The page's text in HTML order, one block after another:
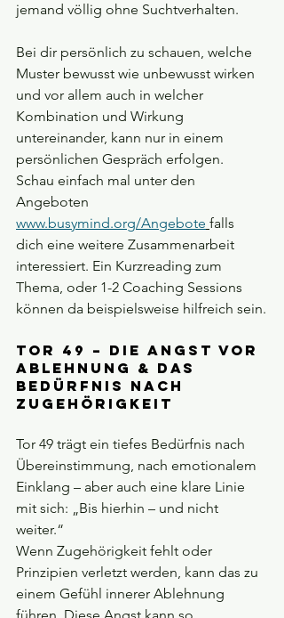
jemand völlig ohne Suchtverhalten.
Bei dir persönlich zu schauen, welche
Muster bewusst wie unbewusst wirken
und vor allem auch in welcher
Kombination und Wirkung
untereinander, kann nur in einem
persönlichen Gespräch erfolgen.
Schau einfach mal unter den
Angeboten
www.busymind.org/Angebote falls
dich eine weitere Zusammenarbeit
interessiert. Ein Kurzreading zum
Thema, oder 1-2 Coaching Sessions
können da beispielsweise hilfreich sein.
Tor 49 – Die Angst vor
Ablehnung & das
Bedürfnis nach
Zugehörigkeit
Tor 49 trägt ein tiefes Bedürfnis nach
Übereinstimmung, nach emotionalem
Einklang – aber auch eine klare Linie
mit sich: „Bis hierhin – und nicht
weiter.“
Wenn Zugehörigkeit fehlt oder
Prinzipien verletzt werden, kann das zu
einem Gefühl innerer Ablehnung